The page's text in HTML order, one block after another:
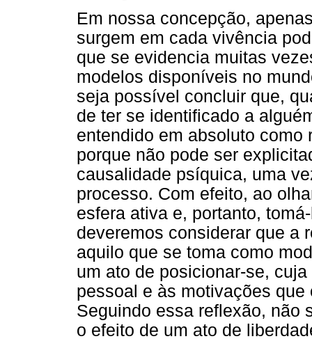
Em nossa concepção,
surgem em cada vivência
que se evidencia muitas
modelos disponíveis no
seja possível concluir que,
de ter se identificado a
entendido em absoluto como
porque não pode ser
causalidade psíquica, uma
processo. Com efeito, ao
esfera ativa e, portanto,
deveremos considerar que a
aquilo que se toma como
um ato de posicionar-se,
pessoal e às motivações
Seguindo essa reflexão, não
o efeito de um ato de